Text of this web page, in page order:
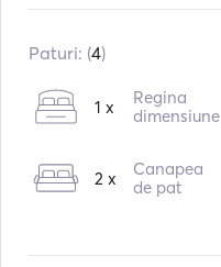
Motoare:2
Paturi: (4)
1 x
Regina
dimensiune
2 x
Canapea
de pat